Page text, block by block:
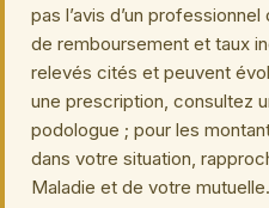
pas l’avis d’un
de remboursement et taux
relevés cités et peuvent
une prescription, consultez
podologue ; pour les
dans votre situation,
Maladie et de votre mutuelle.